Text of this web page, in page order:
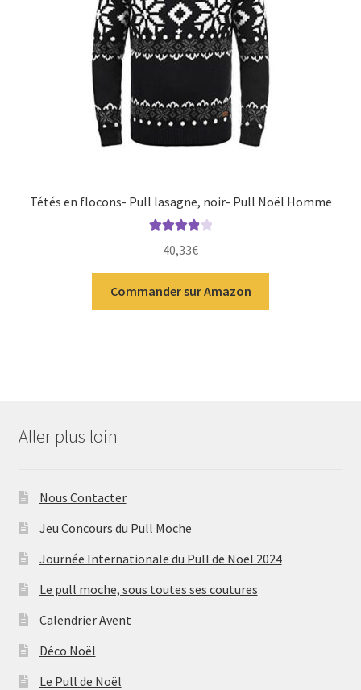
Tétés en flocons- Pull lasagne, noir- Pull Noël Homme
sur 5
40,33€
Commander sur Amazon
Aller plus loin
Nous Contacter
Jeu Concours du Pull Moche
Journée Internationale du Pull de Noël 2024
Le pull moche, sous toutes ses coutures
Calendrier Avent
Déco Noël
Le Pull de Noël